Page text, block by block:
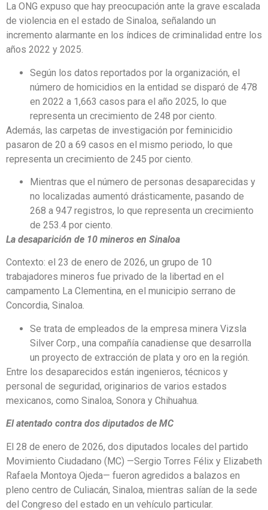
La ONG expuso que hay preocupación ante la grave escalada
de violencia en el estado de Sinaloa, señalando un
incremento alarmante en los índices de criminalidad entre los
años 2022 y 2025.
Según los datos reportados por la organización, el
número de homicidios en la entidad se disparó de 478
en 2022 a 1,663 casos para el año 2025, lo que
representa un crecimiento de 248 por ciento.
Además, las carpetas de investigación por feminicidio
pasaron de 20 a 69 casos en el mismo periodo, lo que
representa un crecimiento de 245 por ciento.
Mientras que el número de personas desaparecidas y
no localizadas aumentó drásticamente, pasando de
268 a 947 registros, lo que representa un crecimiento
de 253.4 por ciento.
La desaparición de 10 mineros en Sinaloa
Contexto: el 23 de enero de 2026, un grupo de 10
trabajadores mineros fue privado de la libertad en el
campamento La Clementina, en el municipio serrano de
Concordia, Sinaloa.
Se trata de empleados de la empresa minera Vizsla
Silver Corp., una compañía canadiense que desarrolla
un proyecto de extracción de plata y oro en la región.
Entre los desaparecidos están ingenieros, técnicos y
personal de seguridad, originarios de varios estados
mexicanos, como Sinaloa, Sonora y Chihuahua.
El atentado contra dos diputados de MC
El 28 de enero de 2026, dos diputados locales del partido
Movimiento Ciudadano (MC) —Sergio Torres Félix y Elizabeth
Rafaela Montoya Ojeda— fueron agredidos a balazos en
pleno centro de Culiacán, Sinaloa, mientras salían de la sede
del Congreso del estado en un vehículo particular.